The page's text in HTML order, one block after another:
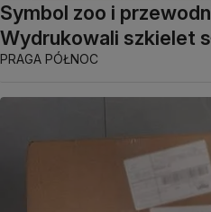
Symbol zoo i
Wydrukowali szkielet
PRAGA PÓŁNOC